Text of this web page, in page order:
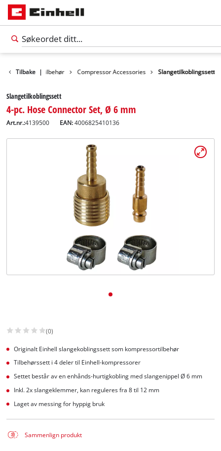
Tilbake |
Verktøytilbehør Compressor Accessories Slangetilkoblingssett
Slangetilkoblingssett
4-pc. Hose Connector Set, Ø 6 mm
Art.nr.:4139500 EAN:4006825410136
(0)
Originalt Einhell slangekoblingssett som kompressortilbehør
Tilbehørssett i 4 deler til Einhell-kompressorer
Settet består av en enhånds-hurtigkobling med slangenippel Ø 6 mm
Inkl. 2x slangeklemmer, kan reguleres fra 8 til 12 mm
Laget av messing for hyppig bruk
Sammenlign produkt